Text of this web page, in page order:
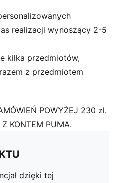
realizacji wynoszący 2-5
kilka przedmiotów,
z przedmiotem
POWYŻEJ 230 zl.
KONTEM PUMA.
dzięki tej